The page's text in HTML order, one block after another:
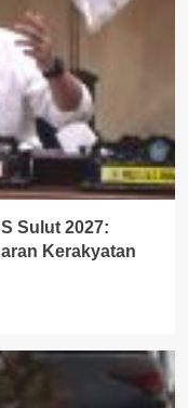
Sulut 2027:
Kerakyatan